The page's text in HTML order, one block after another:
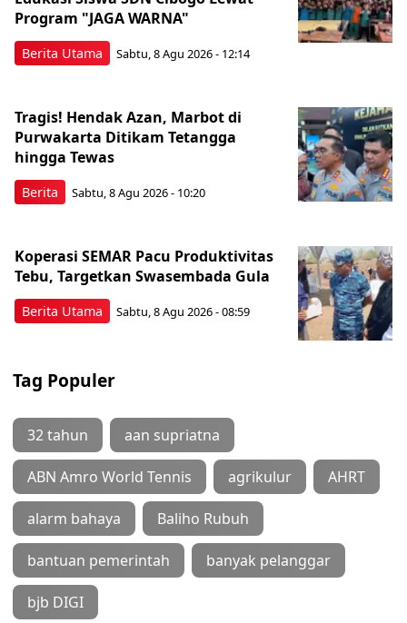
Berita Utama
Program "JAGA WARNA"
Sabtu, 8 Agu 2026 - 12:14
Berita
Tragis! Hendak Azan, Marbot di
Purwakarta Ditikam Tetangga
hingga Tewas
Sabtu, 8 Agu 2026 - 10:20
Berita Utama
Koperasi SEMAR Pacu Produktivitas
Tebu, Targetkan Swasembada Gula
Sabtu, 8 Agu 2026 - 08:59
Tag Populer
32 tahun aan supriatna
ABN Amro World Tennis agrikulur AHRT
alarm bahaya Baliho Rubuh
bantuan pemerintah banyak pelanggar
bjb DIGI